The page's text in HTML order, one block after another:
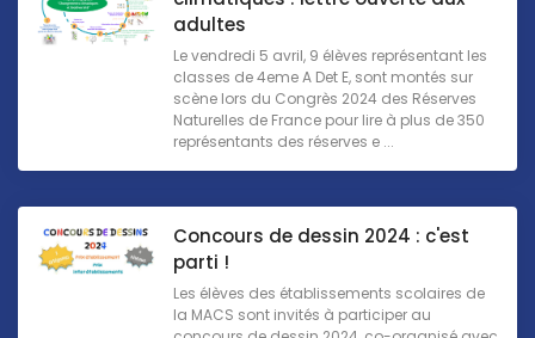
adultes
Le vendredi 5 avril, 9 élèves représentant les
classes de 4eme A Det E, sont montés sur
scène lors du Congrès 2024 des Réserves
Naturelles de France pour lire à plus de 350
représentants des réserves e ...
Concours de dessin 2024 : c'est
parti !
Les élèves des établissements scolaires de
la MACS sont invités à participer au